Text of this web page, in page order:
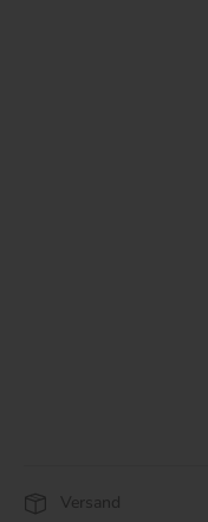
Versand